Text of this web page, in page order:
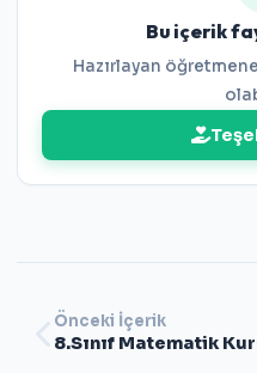
Bu içerik
Hazırlayan
Önceki İçerik
8.Sınıf Matematik